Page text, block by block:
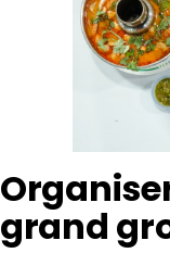
grand